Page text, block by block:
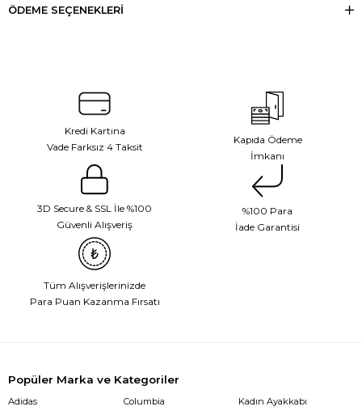
ÖDEME SEÇENEKLERI
Kredi Kartına
Vade Farksız 4 Taksit
Kapıda Ödeme
İmkanı
3D Secure & SSL İle %100
Güvenli Alışveriş
%100 Para
İade Garantisi
Tüm Alışverişlerinizde
Para Puan Kazanma Fırsatı
Popüler Marka ve Kategoriler
Adidas
Columbia
Kadın Ayakkabı